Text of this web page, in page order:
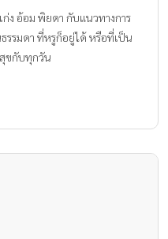
ง อ้อม พิยดา กับแนวทางการ
รรมดา ที่หรูก็อยู่ได้ หรือที่เป็น
ขกับทุกวัน